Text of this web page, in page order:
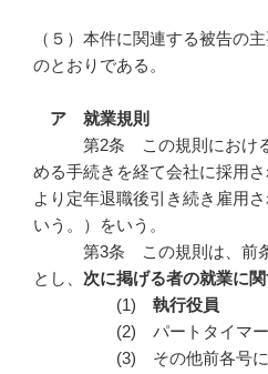
（５）本件に関連する被告の
のとおりである。
ア 就業規則
第2条 この規則における
める手続きを経て会社に採用
より定年退職後引き続き雇用
いう。）をいう。
第3条 この規則は、前条
とし、 次に掲げる者の就業に
(1) 執行役員
(2) パートタイマー
(3) その他前各号に準